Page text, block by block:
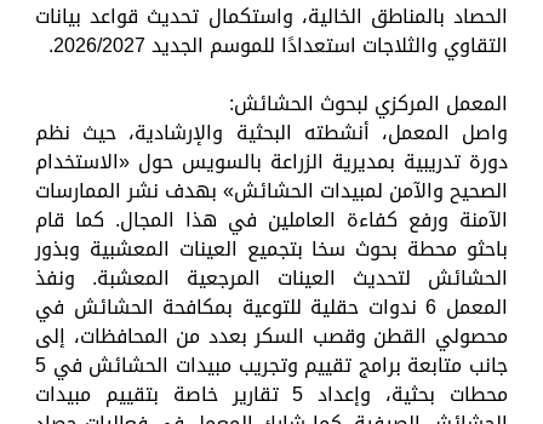
الحصاد بالمناطق الخالية، واستكمال تحديث قواعد بيانات
التقاوي والثلاجات استعدادًا للموسم الجديد 2026/2027.
المعمل المركزي لبحوث الحشائش:
واصل المعمل، أنشطته البحثية والإرشادية، حيث نظم
دورة تدريبية بمديرية الزراعة بالسويس حول «الاستخدام
الصحيح والآمن لمبيدات الحشائش» بهدف نشر الممارسات
الآمنة ورفع كفاءة العاملين في هذا المجال. كما قام
باحثو محطة بحوث سخا بتجميع العينات المعشبية وبذور
الحشائش لتحديث العينات المرجعية المعشبة. ونفذ
المعمل 6 ندوات حقلية للتوعية بمكافحة الحشائش في
محصولي القطن وقصب السكر بعدد من المحافظات، إلى
جانب متابعة برامج تقييم وتجريب مبيدات الحشائش في 5
محطات بحثية، وإعداد 5 تقارير خاصة بتقييم مبيدات